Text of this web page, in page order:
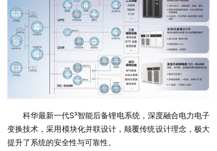
科华最新一代S³智能后备锂电系统，深度融合电力电子
变换技术，采用模块化并联设计，颠覆传统设计理念，极大
提升了系统的安全性与可靠性。